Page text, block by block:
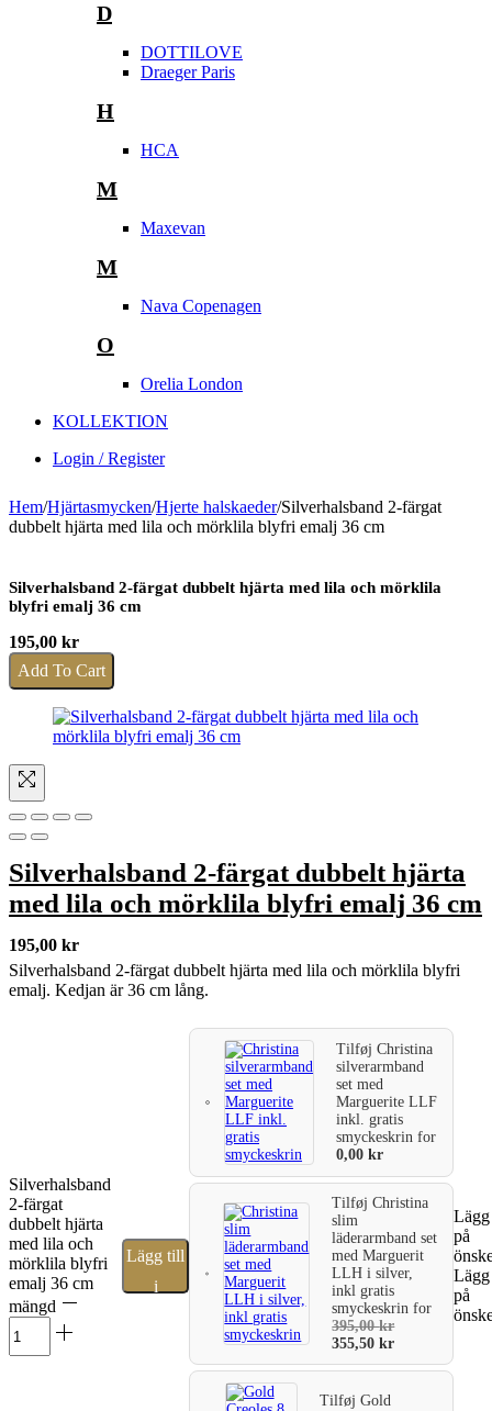
D
DOTTILOVE
Draeger Paris
H
HCA
M
Maxevan
M
Nava Copenagen
O
Orelia London
KOLLEKTION
Login / Register
Hem/Hjärtasmycken/Hjerte halskaeder/Silverhalsband 2-färgat
dubbelt hjärta med lila och mörklila blyfri emalj 36 cm
Silverhalsband 2-färgat dubbelt hjärta med lila och mörklila
blyfri emalj 36 cm
195,00 kr
Add To Cart
Silverhalsband 2-färgat dubbelt hjärta
med lila och mörklila blyfri emalj 36 cm
195,00 kr
Silverhalsband 2-färgat dubbelt hjärta med lila och mörklila blyfri
emalj. Kedjan är 36 cm lång.
Silverhalsband
2-färgat
dubbelt hjärta
med lila och
mörklila blyfri
emalj 36 cm
mängd
Lägg till
i
TilføjChristina
silverarmband
set med
Marguerite LLF
inkl. gratis
smyckeskrinfor
0,00kr
TilføjChristina
slim
läderarmband set
med Marguerit
LLH i silver,
inkl gratis
smyckeskrinfor
395,00kr
355,50kr
TilføjGold
på
på